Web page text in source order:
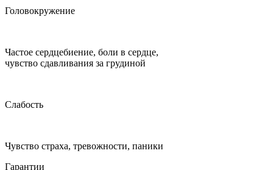
Головокружение
Частое сердцебиение, боли в сердце,
чувство сдавливания за грудиной
Слабость
Чувство страха, тревожности, паники
Гарантии